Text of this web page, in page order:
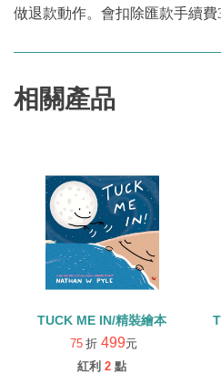
做退款動作。會扣除匯款手續費
相關產品
TUCK ME IN/精裝繪本
75 折 499元
紅利 2 點